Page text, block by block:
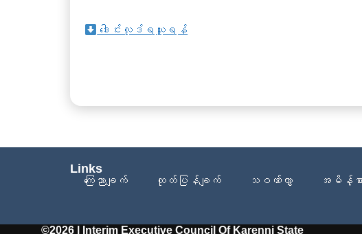
ဒေါင်းလုဒ်ရယူရန်
Links
ကြေညာချက်
ထုတ်ပြန်ချက် သဝဏ်လွှာ အမိန့်စ
©2026 | Interim Executive Council Of Karenni State